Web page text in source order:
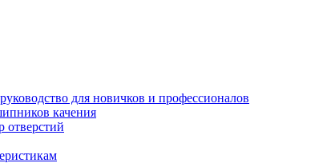
для новичков и профессионалов
качения
отверстий